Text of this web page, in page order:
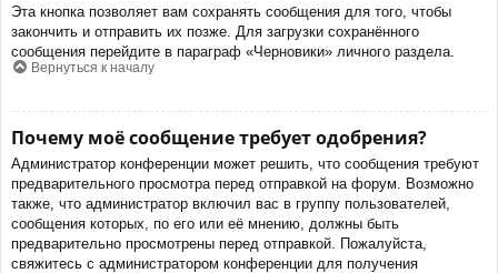
Эта кнопка позволяет вам сохранять сообщения для того, чтобы
закончить и отправить их позже. Для загрузки сохранённого
сообщения перейдите в параграф «Черновики» личного раздела.
Вернуться к началу
Почему моё сообщение требует одобрения?
Администратор конференции может решить, что сообщения требуют
предварительного просмотра перед отправкой на форум. Возможно
также, что администратор включил вас в группу пользователей,
сообщения которых, по его или её мнению, должны быть
предварительно просмотрены перед отправкой. Пожалуйста,
свяжитесь с администратором конференции для получения